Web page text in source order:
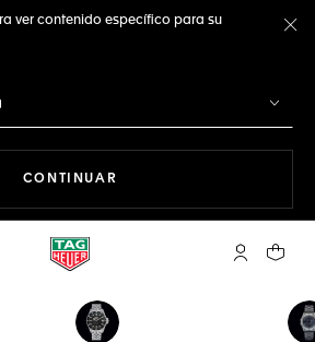
ver contenido específico para su
CONTINUAR
búsqueda Cuenta Mi
Su